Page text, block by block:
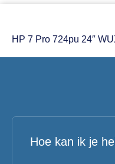
HP 7 Pro 724pu 24″
Hoe kan ik je